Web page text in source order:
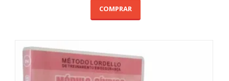
COMPRAR